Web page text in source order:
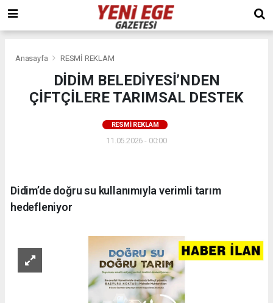
Anasayfa RESMİ REKLAM
DİDİM BELEDİYESİ’NDEN
ÇİFTÇİLERE TARIMSAL DESTEK
RESMİ REKLAM
11.05.2026 - 00:00
Didim’de doğru su kullanımıyla verimli tarım
hedefleniyor